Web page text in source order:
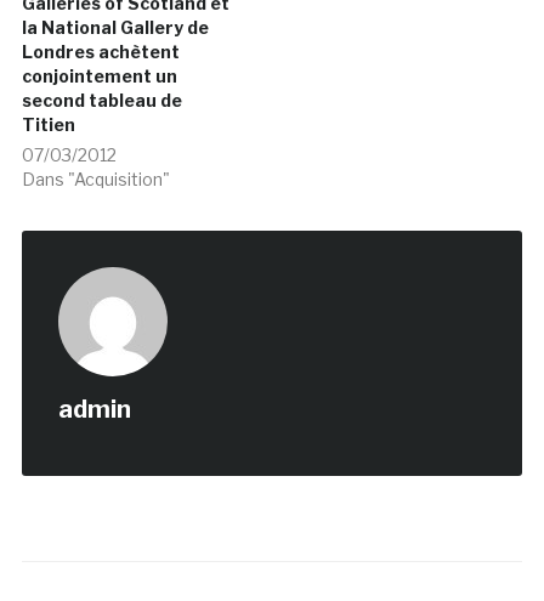
la National Gallery de
Londres achètent
conjointement un
second tableau de
Titien
07/03/2012
Dans "Acquisition"
admin